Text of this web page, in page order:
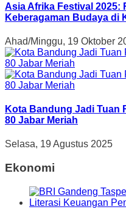
Asia Afrika Festival 2025:
Keberagaman Budaya di
Ahad/Minggu, 19 Oktober
Kota Bandung Jadi Tuan
80 Jabar Meriah
Selasa, 19 Agustus 2025
Ekonomi